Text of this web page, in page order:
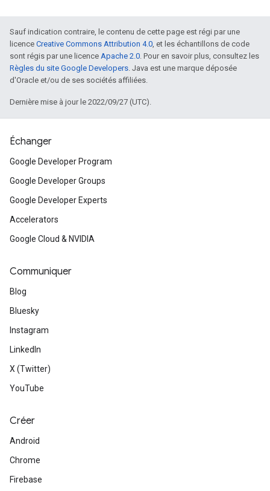
Sauf indication contraire, le contenu de cette page est régi par une
licence Creative Commons Attribution 4.0 , et les échantillons de code
sont régis par une licence Apache 2.0 . Pour en savoir plus, consultez les
Règles du site Google Developers . Java est une marque déposée
d'Oracle et/ou de ses sociétés affiliées.
Dernière mise à jour le 2022/09/27 (UTC).
Échanger
Google Developer Program
Google Developer Groups
Google Developer Experts
Accelerators
Google Cloud & NVIDIA
Communiquer
Blog
Bluesky
Instagram
LinkedIn
X (Twitter)
YouTube
Créer
Android
Chrome
Firebase